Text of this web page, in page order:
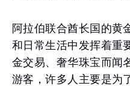
阿拉伯联合酋长国的黄
和日常生活中发挥着重
金交易、奢华珠宝而闻
游客，许多人主要是为